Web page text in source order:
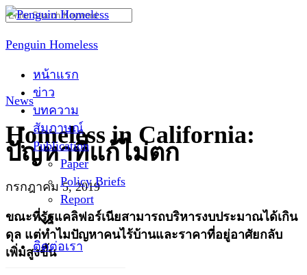
Skip
content
Penguin Homeless
หน้าแรก
ข่าว
บทความ
สัมภาษณ์
Publication
Paper
Policy Briefs
Report
ติดต่อเรา
Search
News
Homeless in California:
ปัญหาที่แก้ไม่ตก
กรกฎาคม 5, 2019
ขณะที่รัฐแคลิฟอร์เนียสามารถบริหารงบประมาณได้เกิน
ดุล แต่ทำไมปัญหาคนไร้บ้านและราคาที่อยู่อาศัยกลับ
เพิ่มสูงขึ้น